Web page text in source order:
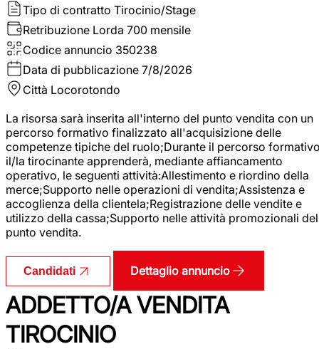
Tipo di contratto Tirocinio/Stage
Retribuzione Lorda 700 mensile
Codice annuncio 350238
Data di pubblicazione 7/8/2026
Città Locorotondo
La risorsa sarà inserita all'interno del punto vendita con un
percorso formativo finalizzato all'acquisizione delle
competenze tipiche del ruolo;Durante il percorso
il/la tirocinante apprenderà, mediante affiancamento
operativo, le seguenti attività:Allestimento e riordino della
merce;Supporto nelle operazioni di vendita;Assistenza e
accoglienza della clientela;Registrazione delle vendite e
utilizzo della cassa;Supporto nelle attività promozionali del
punto vendita.
Candidati Dettaglio annuncio
ADDETTO/A VENDITA
TIROCINIO